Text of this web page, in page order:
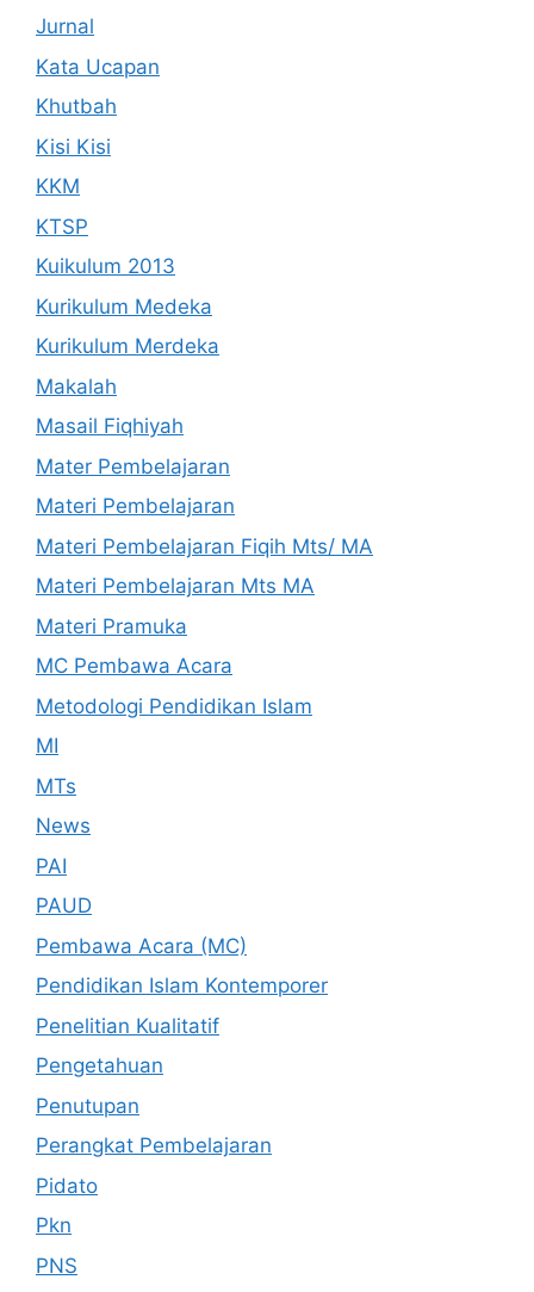
Jurnal
Kata Ucapan
Khutbah
Kisi Kisi
KKM
KTSP
Kuikulum 2013
Kurikulum Medeka
Kurikulum Merdeka
Makalah
Masail Fiqhiyah
Mater Pembelajaran
Materi Pembelajaran
Materi Pembelajaran Fiqih Mts/ MA
Materi Pembelajaran Mts MA
Materi Pramuka
MC Pembawa Acara
Metodologi Pendidikan Islam
MI
MTs
News
PAI
PAUD
Pembawa Acara (MC)
Pendidikan Islam Kontemporer
Penelitian Kualitatif
Pengetahuan
Penutupan
Perangkat Pembelajaran
Pidato
Pkn
PNS